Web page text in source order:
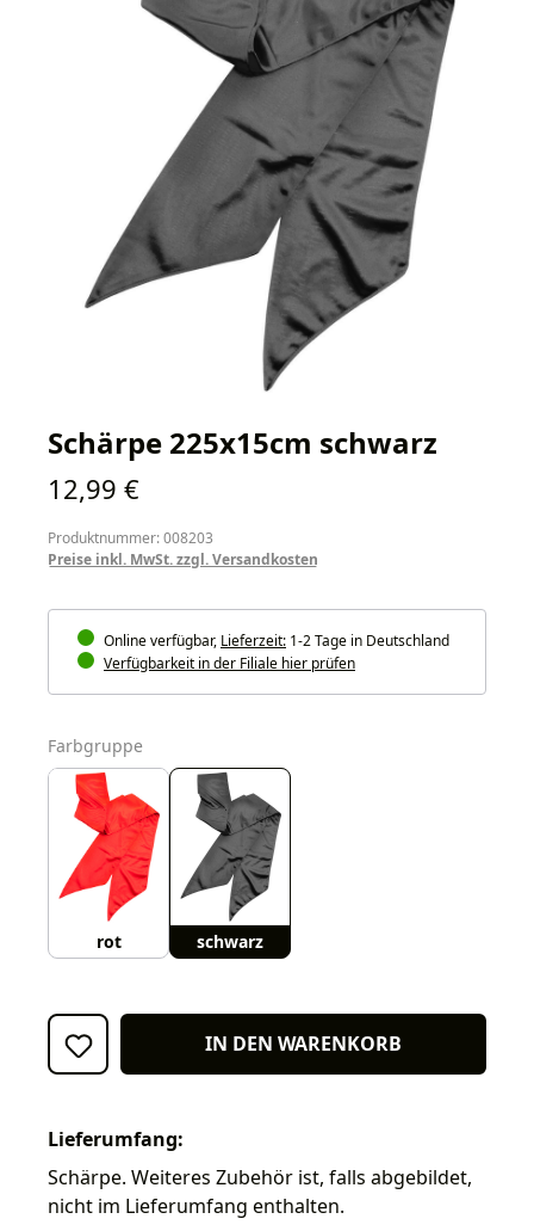
Schärpe 225x15cm schwarz
Regulärer Preis:
12,99 €
Produktnummer: 008203
Preise inkl. MwSt. zzgl. Versandkosten
Online verfügbar, Lieferzeit: 1-2 Tage in Deutschland
Verfügbarkeit in der Filiale hier prüfen
Farbgruppe
rot schwarz
IN DEN WARENKORB
Lieferumfang:
Schärpe. Weiteres Zubehör ist, falls abgebildet,
nicht im Lieferumfang enthalten.